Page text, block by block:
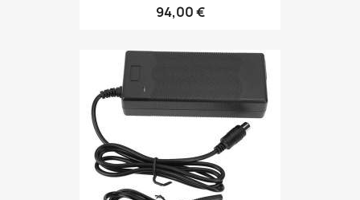
94,00 €